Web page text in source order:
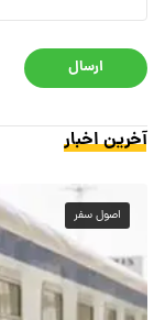
ارسال
آخرین اخبار
اصول سفر